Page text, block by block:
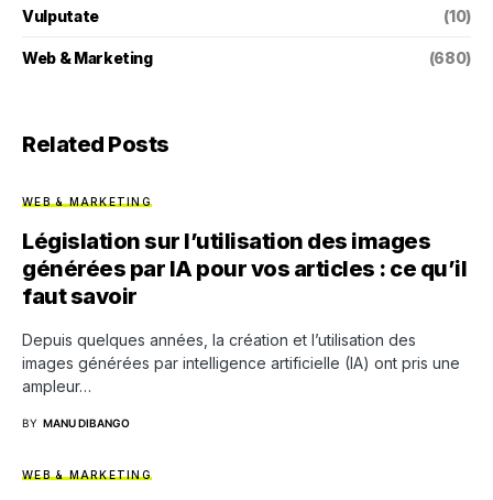
Vulputate (10)
Web & Marketing (680)
Related Posts
WEB & MARKETING
Législation sur l’utilisation des images
générées par IA pour vos articles : ce qu’il
faut savoir
Depuis quelques années, la création et l’utilisation des
images générées par intelligence artificielle (IA) ont pris une
ampleur…
BY MANU DIBANGO
WEB & MARKETING